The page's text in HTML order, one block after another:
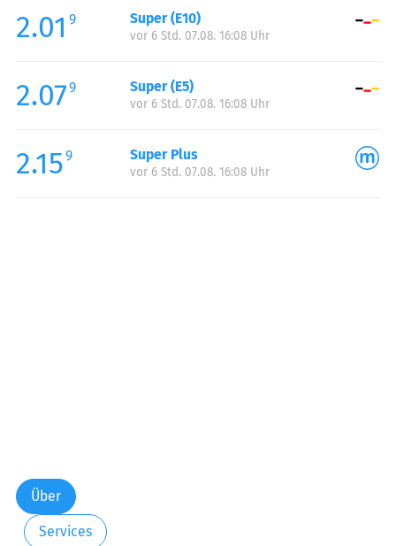
Samstag:
00:00-23:59
Sonntag:
2.01 9 Super (E10)
vor 6 Std. 07.08. 16:08 Uhr
2.079 Super (E5)
vor 6 Std. 07.08. 16:08 Uhr
2.159 Super Plus
vor 6 Std. 07.08. 16:08 Uhr
Über
Services